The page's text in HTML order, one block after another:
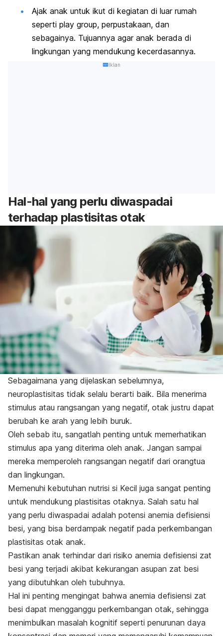
Ajak anak untuk ikut di kegiatan di luar rumah
seperti play group, perpustakaan, dan
sebagainya. Tujuannya agar anak berada di
lingkungan yang mendukung kecerdasannya.
Iklan
Hal-hal yang perlu diwaspadai
terhadap plastisitas otak
Sebagaimana yang dijelaskan sebelumnya,
neuroplastisitas tidak selalu berarti baik. Bila menerima
stimulus atau rangsangan yang negatif, otak justru dapat
berubah ke arah yang lebih buruk.
Oleh sebab itu, sangatlah penting untuk memerhatikan
stimulus apa yang diterima oleh anak. Jangan sampai
mereka memperoleh rangsangan negatif dari orangtua
dan lingkungan.
Memenuhi kebutuhan nutrisi si Kecil juga sangat penting
untuk mendukung plastisitas otaknya. Salah satu hal
yang perlu diwaspadai adalah potensi anemia defisiensi
besi, yang bisa berdampak negatif pada perkembangan
plastisitas otak anak.
Pastikan anak terhindar dari risiko anemia defisiensi zat
besi yang terjadi akibat kekurangan asupan zat besi
yang dibutuhkan oleh tubuhnya.
Hal ini penting mengingat bahwa anemia defisiensi zat
besi dapat mengganggu perkembangan otak, sehingga
menimbulkan masalah kognitif seperti penurunan daya